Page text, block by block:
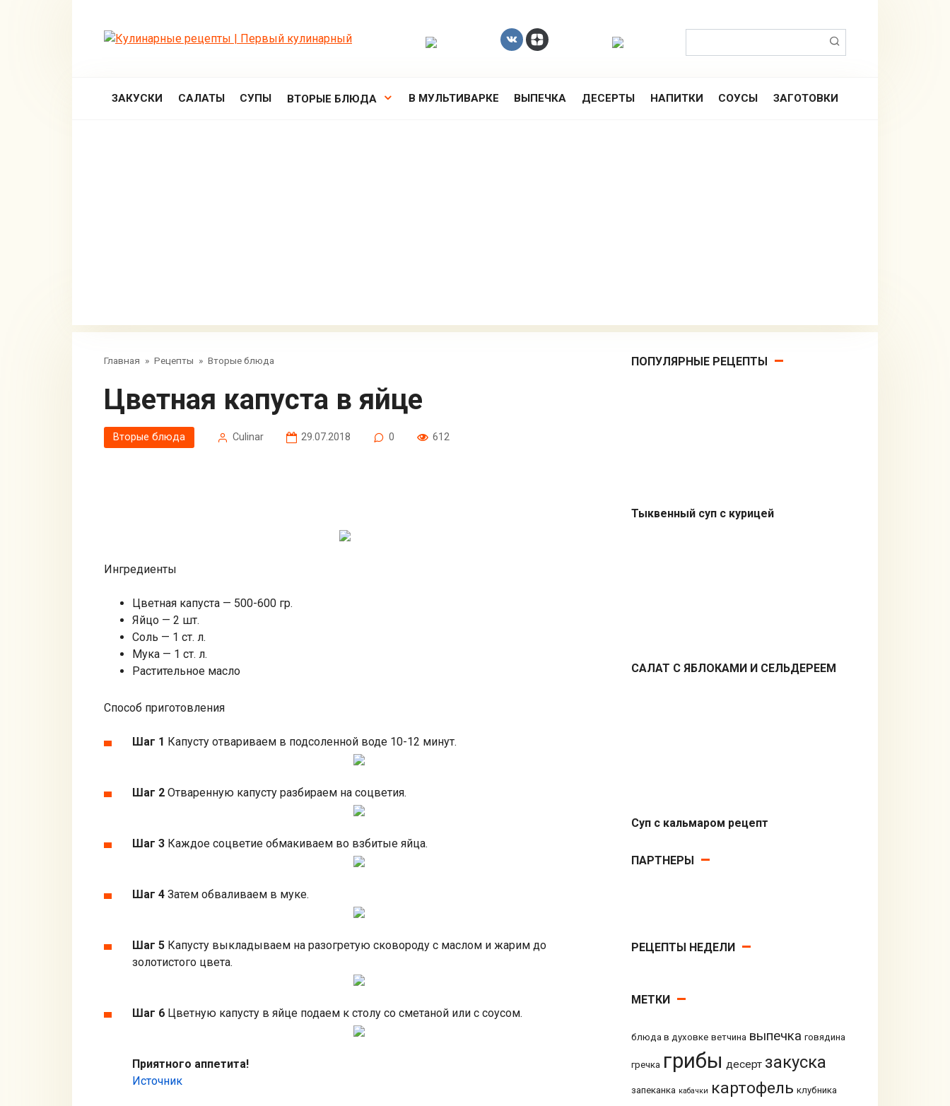
ЗАКУСКИ САЛАТЫ СУПЫ ВТОРЫЕ БЛЮДА В МУЛЬТИВАРКЕ ВЫПЕЧКА ДЕСЕРТЫ НАПИТКИ СОУСЫ ЗАГОТОВКИ
Главная » Рецепты » Вторые блюда
Цветная капуста в яйце
Вторые блюда Сulinar 29.07.2018 0 612
Ингредиенты
Цветная капуста — 500-600 гр.
Яйцо — 2 шт.
Соль — 1 ст. л.
Мука — 1 ст. л.
Растительное масло
Способ приготовления
Шаг 1 Капусту отвариваем в подсоленной воде 10-12 минут.
Шаг 2 Отваренную капусту разбираем на соцветия.
Шаг 3 Каждое соцветие обмакиваем во взбитые яйца.
Шаг 4 Затем обваливаем в муке.
Шаг 5 Капусту выкладываем на разогретую сковороду с маслом и жарим до
золотистого цвета.
Шаг 6 Цветную капусту в яйце подаем к столу со сметаной или с соусом.
Приятного аппетита!
Источник
ПОПУЛЯРНЫЕ РЕЦЕПТЫ
Тыквенный суп с курицей
САЛАТ С ЯБЛОКАМИ И СЕЛЬДЕРЕЕМ
Суп с кальмаром рецепт
ПАРТНЕРЫ
РЕЦЕПТЫ НЕДЕЛИ
МЕТКИ
блюда в духовке ветчина выпечка говядина
гречка грибы десерт закуска
запеканка кабачки картофель клубника